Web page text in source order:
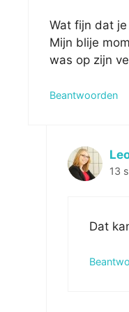
Wat fijn dat
Mijn blije
was op zijn
Beantwoorden
13
Dat